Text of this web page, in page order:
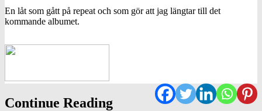
En låt som gått på repeat och som gör att jag längtar till det
kommande albumet.
Continue Reading